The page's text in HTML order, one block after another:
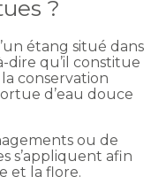
?
étang situé dans
dire qu’il constitue
conservation
d’eau douce
ou de
s’appliquent afin
et la flore.